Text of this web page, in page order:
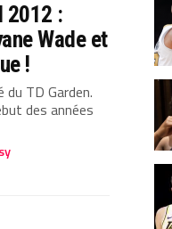
2012 :
Wade et
!
du TD Garden.
des années